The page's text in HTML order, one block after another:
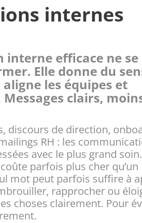
internes
interne efficace ne se
Elle donne du
les équipes et
clairs,
discours de direction,
RH : les
avec le plus grand
parfois plus cher qu’un
mot peut parfois suffire à
rapprocher ou
choses clairement. Pour